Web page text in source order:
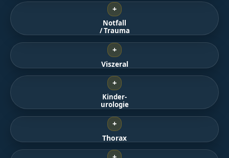
+
Notfall
/ Trauma
+
Viszeral
+
Kinder-
urologie
+
Thorax